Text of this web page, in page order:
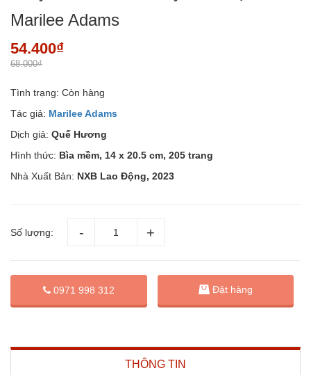
Marilee Adams
54.400₫
68.000₫
Tình trạng: Còn hàng
Tác giả: Marilee Adams
Dịch giả: Quế Hương
Hình thức: Bìa mềm, 14 x 20.5 cm, 205 trang
Nhà Xuất Bản: NXB Lao Động, 2023
Số lượng:
0971 998 312 Đặt hàng
THÔNG TIN